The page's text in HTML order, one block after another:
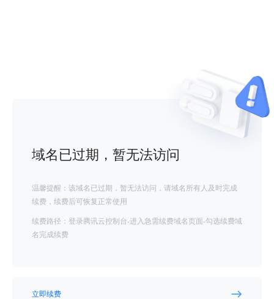
域名已过期，暂无法访问
温馨提醒：该域名已过期，暂无法访问，请域名所有人及时完成
续费，续费后可恢复正常使用
续费路径：登录腾讯云控制台-进入急需续费域名页面-勾选续费域
名完成续费
立即续费